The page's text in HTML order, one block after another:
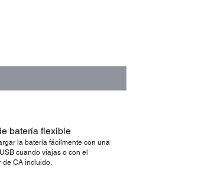
batería flexible
la batería fácilmente con una
cuando viajas o con el
de CA incluido.